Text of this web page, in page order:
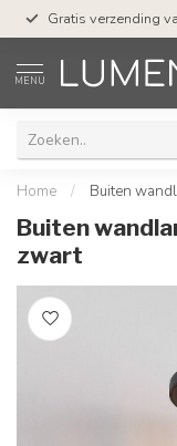
Gratis verzending
MENU
Home / Buiten
Buiten
zwart